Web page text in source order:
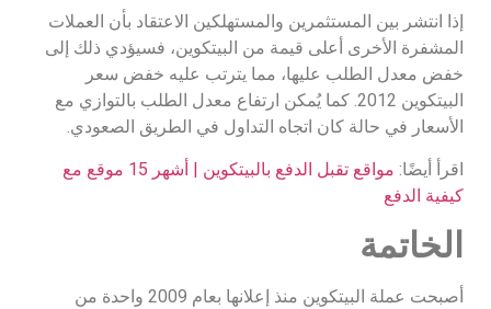
إذا انتشر بين المستثمرين والمستهلكين الاعتقاد بأن العملات
المشفرة الأخرى أعلى قيمة من البيتكوين، فسيؤدي ذلك إلى
خفض معدل الطلب عليها، مما يترتب عليه خفض سعر
البيتكوين 2012. كما يُمكن ارتفاع معدل الطلب بالتوازي مع
الأسعار في حالة كان اتجاه التداول في الطريق الصعودي.
اقرأ أيضًا:
مواقع تقبل الدفع بالبيتكوين | أشهر 15 موقع مع
كيفية الدفع
الخاتمة
أصبحت عملة البيتكوين منذ إعلانها بعام 2009 واحدة من